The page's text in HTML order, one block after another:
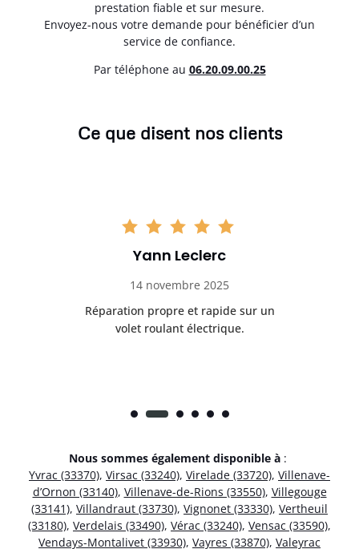
prestation fiable et sur mesure.
Envoyez-nous votre demande pour bénéficier d’un
service de confiance.
Par téléphone au 06.20.09.00.25
Ce que disent nos clients
Yann Leclerc
14 novembre 2025
Réparation propre et rapide sur un
volet roulant électrique.
Nous sommes également disponible à :
Yvrac (33370), Virsac (33240), Virelade (33720), Villenave-
d’Ornon (33140), Villenave-de-Rions (33550), Villegouge
(33141), Villandraut (33730), Vignonet (33330), Vertheuil
(33180), Verdelais (33490), Vérac (33240), Vensac (33590),
Vendays-Montalivet (33930), Vayres (33870), Valeyrac